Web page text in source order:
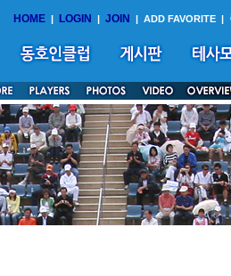
HOME | LOGIN | JOIN | ADD FAVORITE |